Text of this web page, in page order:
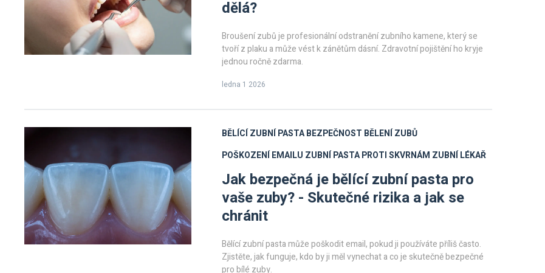
dělá?
Broušení zubů je profesionální odstranění zubního kamene, který se
tvoří z plaku a může vést k zánětům dásní. Zdravotní pojištění ho kryje
jednou ročně zdarma.
ledna 1 2026
BĚLÍCÍ ZUBNÍ PASTABEZPEČNOST BĚLENÍ ZUBŮ
POŠKOZENÍ EMAILU ZUBNÍ PASTA PROTI SKVRNÁM ZUBNÍ LÉKAŘ
Jak bezpečná je bělící zubní pasta pro
vaše zuby? - Skutečné rizika a jak se
chránit
Bělící zubní pasta může poškodit email, pokud ji používáte příliš často.
Zjistěte, jak funguje, kdo by ji měl vynechat a co je skutečně bezpečné
pro bílé zuby.